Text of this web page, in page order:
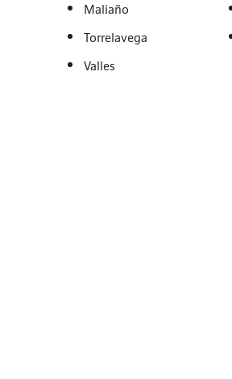
Maliaño
Torrelavega
Valles